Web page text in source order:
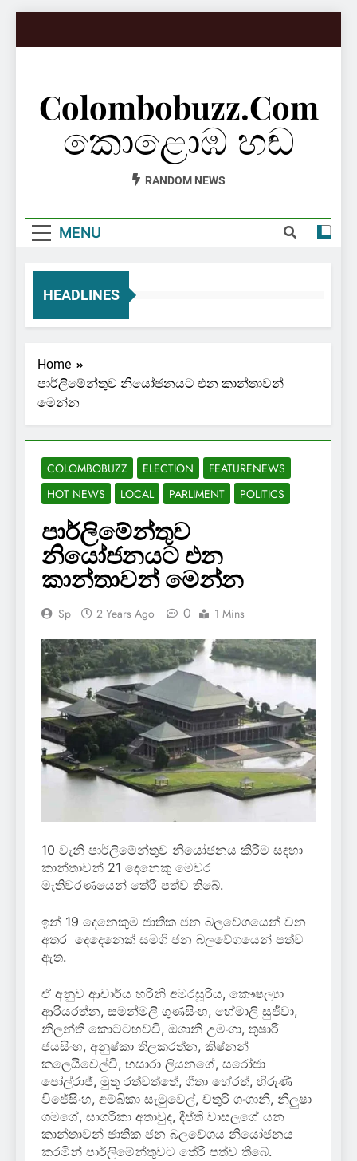
Colombobuzz.com
කොළොඹ හඬ
RANDOM NEWS
MENU
HEADLINES
Home
පාර්ලිමේන්තුව නියෝජනයට එන කාන්තාවන්
මෙන්න
COLOMBOBUZZ ELECTION
FEATURENEWS
HOT NEWS
LOCAL PARLIMENT POLITICS
පාර්ලිමේන්තුව
නියෝජනයට එන
කාන්තාවන් මෙන්න
Sp 2 Years Ago 0 1 Mins
10 වැනි පාර්ලිමේන්තුව නියෝජනය කිරීම සඳහා
කාන්තාවන් 21 දෙනෙකු මෙවර
මැතිවරණයෙන් තේරී පත්ව තිබේ.
ඉන් 19 දෙනෙකුම ජාතික ජන බලවේගයෙන් වන
අතර දෙදෙනෙක් සමගි ජන බලවේගයෙන් පත්ව
ඇත.
ඒ අනුව ආචාර්ය හරිනි අමරසූරිය, කෞෂල්‍යා
ආරියරත්න, සමන්මලී ගුණසිංහ, හේමාලි සුජීවා,
නිලන්ති කොට්ටහච්චි, ඔශානි උමංගා, තුෂාරි
ජයසිංහ, අනුෂ්කා තිලකරත්න, කිෂ්නන්
කලෙයිචෙල්වි, හසාරා ලියනගේ, සරෝජා
පෝල්රාජ්, මුතූ රත්වත්තේ, ගීතා හේරත්, හිරුණි
විජේසිංහ, අම්බිකා සැමුවෙල්, චතුරි ගංගානි, නිලුෂා
ගමගේ, සාගරිකා අතාවුද, දීප්ති වාසලගේ යන
කාන්තාවන් ජාතික ජන බලවේගය නියෝජනය
කරමින් පාර්ලිමේන්තුවට තේරී පත්ව තිබේ.